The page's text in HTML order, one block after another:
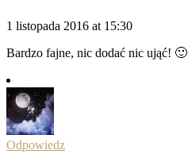
1 listopada 2016 at 15:30
Bardzo fajne, nic dodać nic ująć! 🙂
Odpowiedz